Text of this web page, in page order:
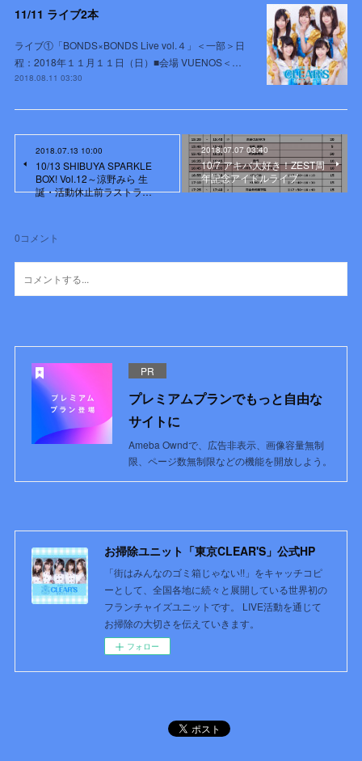
11/11 ライブ2本
ライブ①「BONDS×BONDS Live vol.４」＜一部＞日
程：2018年１１月１１日（日）■会場 VUENOS＜…
2018.08.11 03:30
2018.07.13 10:00
10/13 SHIBUYA SPARKLE
BOX! Vol.12～涼野みら 生
誕・活動休止前ラストラ…
2018.07.07 03:40
10/7 アキバ大好き！ZEST周
年記念アイドルライブ
0コメント
PR
プレミアムプランでもっと自由な
サイトに
Ameba Owndで、広告非表示、画像容量無制
限、ページ数無制限などの機能を開放しよう。
お掃除ユニット「東京CLEAR'S」公式HP
「街はみんなのゴミ箱じゃない!!」をキャッチコピ
ーとして、全国各地に続々と展開している世界初の
フランチャイズユニットです。 LIVE活動を通じて
お掃除の大切さを伝えていきます。
フォロー